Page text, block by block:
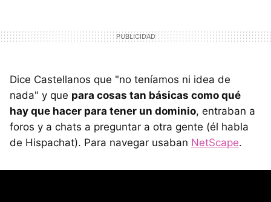
Dice Castellanos que "no teníamos ni idea de
nada" y que para cosas tan básicas como qué
hay que hacer para tener un dominio, entraban a
foros y a chats a preguntar a otra gente (él habla
de Hispachat). Para navegar usaban NetScape.